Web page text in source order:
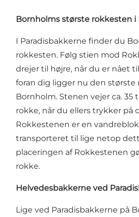
Bornholms største rokkesten i
I Paradisbakkerne finder du
rokkesten. Følg stien mod
drejer til højre, når du er nået
foran dig ligger nu den største
Bornholm. Stenen vejer ca. 35
rokke, når du ellers trykker på
Rokkestenen er en
transporteret til lige netop
placeringen af Rokkestenen
rokke.
Helvedesbakkerne ved
Lige ved Paradisbakkerne på